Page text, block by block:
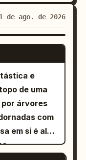
1 de ago. de 2026
BANANA PRO
e
de uma
árvores
com
em si é alta